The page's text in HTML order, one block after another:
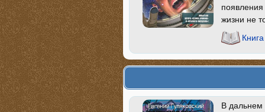
жизни не
В дальнем